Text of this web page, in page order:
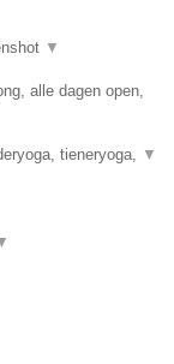
▼
alle dagen open,
tieneryoga, ▼